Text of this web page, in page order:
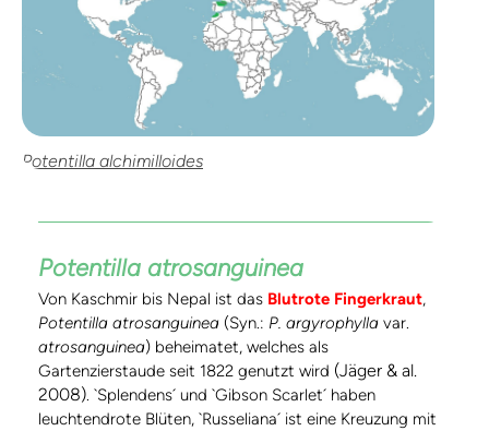
Potentilla alchimilloides
Potentilla atrosanguinea
Von Kaschmir bis Nepal ist das Blutrote Fingerkraut,
Potentilla atrosanguinea (Syn.: P. argyrophylla var.
atrosanguinea) beheimatet, welches als
Gartenzierstaude seit 1822 genutzt wird (Jäger & al.
2008). `Splendens´ und `Gibson Scarlet´ haben
leuchtendrote Blüten, `Russeliana´ ist eine Kreuzung mit